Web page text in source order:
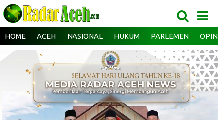
HOME ACEH NASIONAL HUKUM PARLEMEN